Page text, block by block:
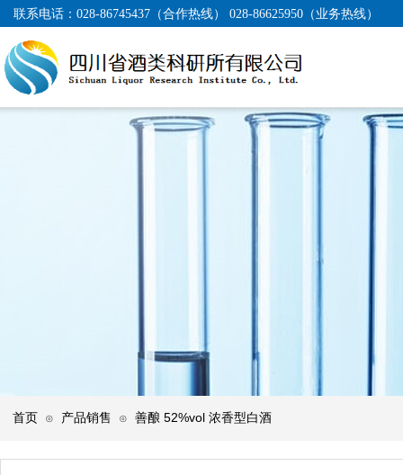
联系电话： 028-86745437（合作热线） 028-86625950（业务热线）
首页 ⊙ 产品销售 ⊙ 善酿 52%vol 浓香型白酒